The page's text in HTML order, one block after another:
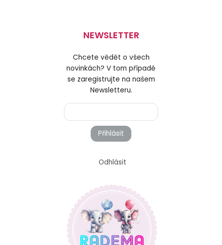
NEWSLETTER
Chcete vědět o všech
novinkách? V tom případě
se zaregistrujte na našem
Newsletteru.
Přihlásit
Odhlásit